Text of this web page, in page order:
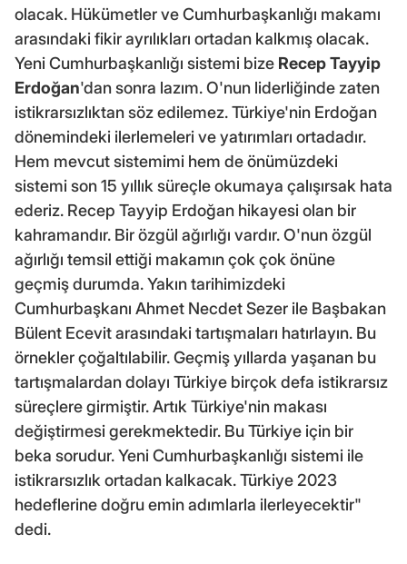
olacak. Hükümetler ve Cumhurbaşkanlığı makamı
arasındaki fikir ayrılıkları ortadan kalkmış olacak.
Yeni Cumhurbaşkanlığı sistemi bize Recep Tayyip
Erdoğan'dan sonra lazım. O'nun liderliğinde zaten
istikrarsızlıktan söz edilemez. Türkiye'nin Erdoğan
dönemindeki ilerlemeleri ve yatırımları ortadadır.
Hem mevcut sistemimi hem de önümüzdeki
sistemi son 15 yıllık süreçle okumaya çalışırsak hata
ederiz. Recep Tayyip Erdoğan hikayesi olan bir
kahramandır. Bir özgül ağırlığı vardır. O'nun özgül
ağırlığı temsil ettiği makamın çok çok önüne
geçmiş durumda. Yakın tarihimizdeki
Cumhurbaşkanı Ahmet Necdet Sezer ile Başbakan
Bülent Ecevit arasındaki tartışmaları hatırlayın. Bu
örnekler çoğaltılabilir. Geçmiş yıllarda yaşanan bu
tartışmalardan dolayı Türkiye birçok defa istikrarsız
süreçlere girmiştir. Artık Türkiye'nin makası
değiştirmesi gerekmektedir. Bu Türkiye için bir
beka sorudur. Yeni Cumhurbaşkanlığı sistemi ile
istikrarsızlık ortadan kalkacak. Türkiye 2023
hedeflerine doğru emin adımlarla ilerleyecektir"
dedi.